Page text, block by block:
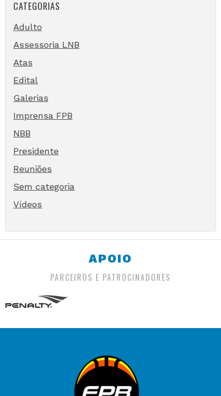
CATEGORIAS
Adulto
Assessoria LNB
Atas
Edital
Galerias
Imprensa FPB
NBB
Presidente
Reuniões
Sem categoria
Vídeos
APOIO
PARCEIROS E PATROCINADORES